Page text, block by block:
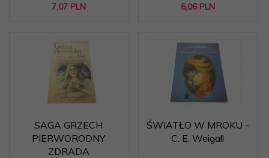
7,07 PLN 6,06 PLN
SAGA GRZECH
PIERWORODNY
ZDRADA
ŚWIATŁO W MROKU -
C. E. Weigall